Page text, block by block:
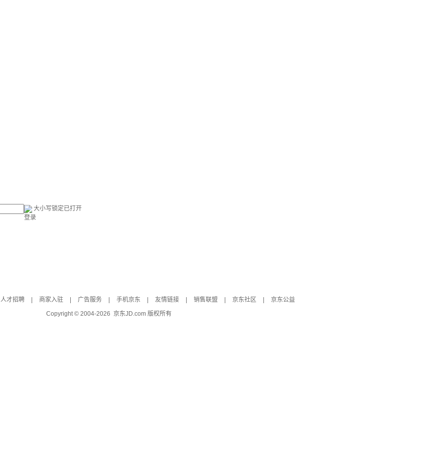
大小写锁定已打开
登录
人才招聘 商家入驻 广告服务 手机京东 友情链接 销售联盟 京东社区
京东公益
Copyright © 2004-2026 京东JD.com 版权所有